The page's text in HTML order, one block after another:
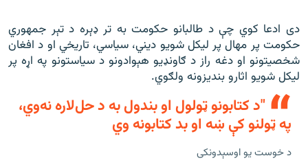
دی ادعا کوي چې د طالبانو حکومت به تر ډېره د تېر جمهوري
حکومت پر مهال پر لیکل شويو دیني، سیاسي، تاریخي او د افغان
شخصیتونو او دغه راز د ګاونډیو هېوادونو د سیاستونو په اړه پر
لیکل شویو اثارو بندیزونه ولګوي.
"د کتابونو ټولول او بندول به د حل‌لاره نه‌وي،
په ټولنو کې ښه او بد کتابونه وي
د خوست يو اوسېدونکی